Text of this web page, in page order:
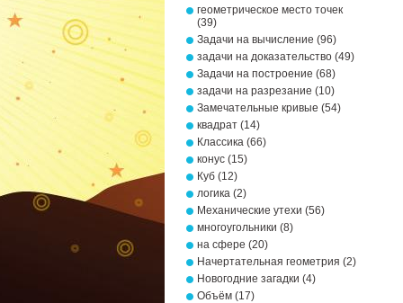
геометрическое место точек
(39)
Задачи на вычисление (96)
задачи на доказательство (49)
Задачи на построение (68)
задачи на разрезание (10)
Замечательные кривые (54)
квадрат (14)
Классика (66)
конус (15)
Куб (12)
логика (2)
Механические утехи (56)
многоугольники (8)
на сфере (20)
Начертательная геометрия (2)
Новогодние загадки (4)
Объём (17)